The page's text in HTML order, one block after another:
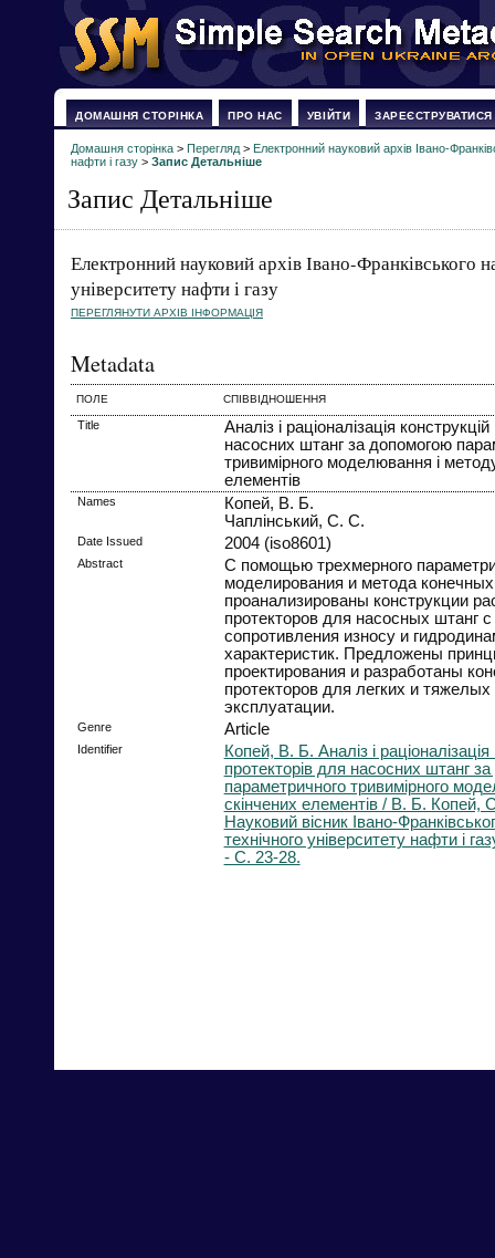
ДОМАШНЯ СТОРІНКА ПРО НАС УВІЙТИ ЗАРЕЄСТРУВАТИСЯ
Домашня сторінка > Перегляд > Електронний науковий архів Івано-
нафти і газу > Запис Детальніше
Запис Детальніше
Електронний науковий архів Івано-Франківського
університету нафти і газу
ПЕРЕГЛЯНУТИ АРХІВ ІНФОРМАЦІЯ
Metadata
ПОЛЕ СПІВВІДНОШЕННЯ
Title
Аналіз і раціоналізація
насосних штанг за допомогою
тривимірного моделювання і
елементів
Names
Копей, В. Б.
Чаплінський, С. С.
Date Issued 2004 (iso8601)
Abstract
С помощью трехмерного
моделирования и метода
проанализированы конструкции
протекторов для насосных штанг с
сопротивления износу и
характеристик. Предложены
проектирования и разработаны
протекторов для легких и
эксплуатации.
Genre Article
Identifier
Копей, В. Б. Аналіз і раціоналізація
протекторів для насосних штанг
параметричного тривимірного
скінчених елементів / В. Б. Копей,
Науковий вісник Івано-
технічного університету нафти і
- С. 23-28.